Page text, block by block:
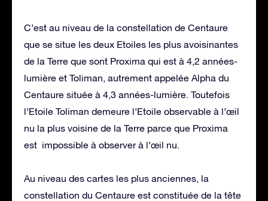
C’est au niveau de la constellation de Centaure
que se situe les deux Etoiles les plus avoisinantes
de la Terre que sont Proxima qui est à 4,2 années-
lumière et Toliman, autrement appelée Alpha du
Centaure située à 4,3 années-lumière. Toutefois
l’Etoile Toliman demeure l’Etoile observable à l’œil
nu la plus voisine de la Terre parce que Proxima
est impossible à observer à l’œil nu.
Au niveau des cartes les plus anciennes, la
constellation du Centaure est constituée de la tête